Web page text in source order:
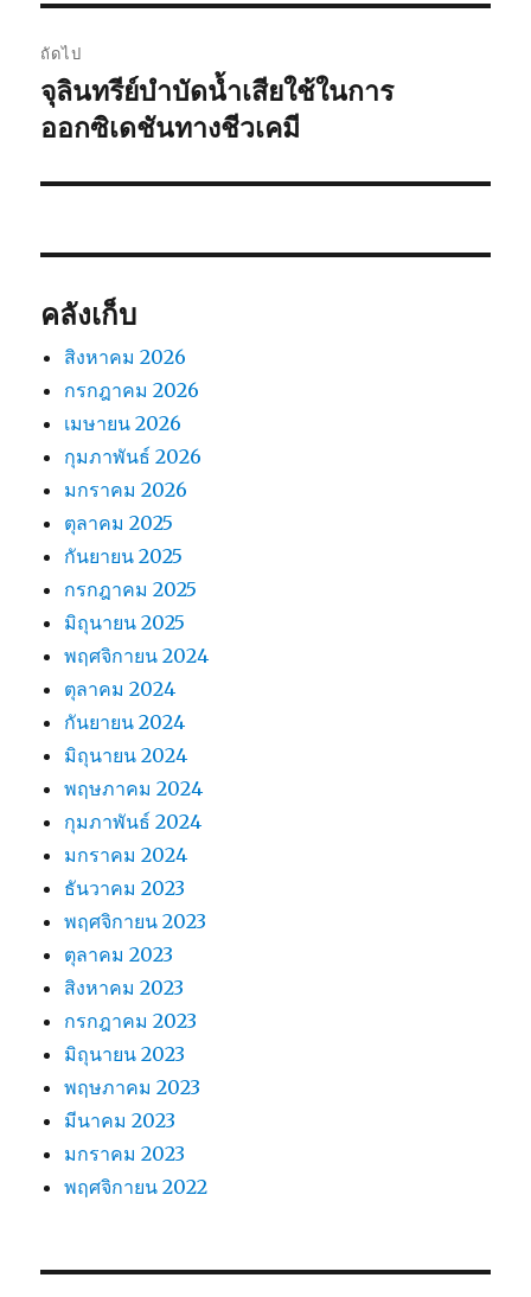
ถัดไป
เรื่อง
ต่อ
จุลินทรีย์บำบัดน้ำเสียใช้ในการ
ออกซิเดชันทางชีวเคมี
คลังเก็บ
สิงหาคม 2026
กรกฎาคม 2026
เมษายน 2026
กุมภาพันธ์ 2026
มกราคม 2026
ตุลาคม 2025
กันยายน 2025
กรกฎาคม 2025
มิถุนายน 2025
พฤศจิกายน 2024
ตุลาคม 2024
กันยายน 2024
มิถุนายน 2024
พฤษภาคม 2024
กุมภาพันธ์ 2024
มกราคม 2024
ธันวาคม 2023
พฤศจิกายน 2023
ตุลาคม 2023
สิงหาคม 2023
กรกฎาคม 2023
มิถุนายน 2023
พฤษภาคม 2023
มีนาคม 2023
มกราคม 2023
พฤศจิกายน 2022